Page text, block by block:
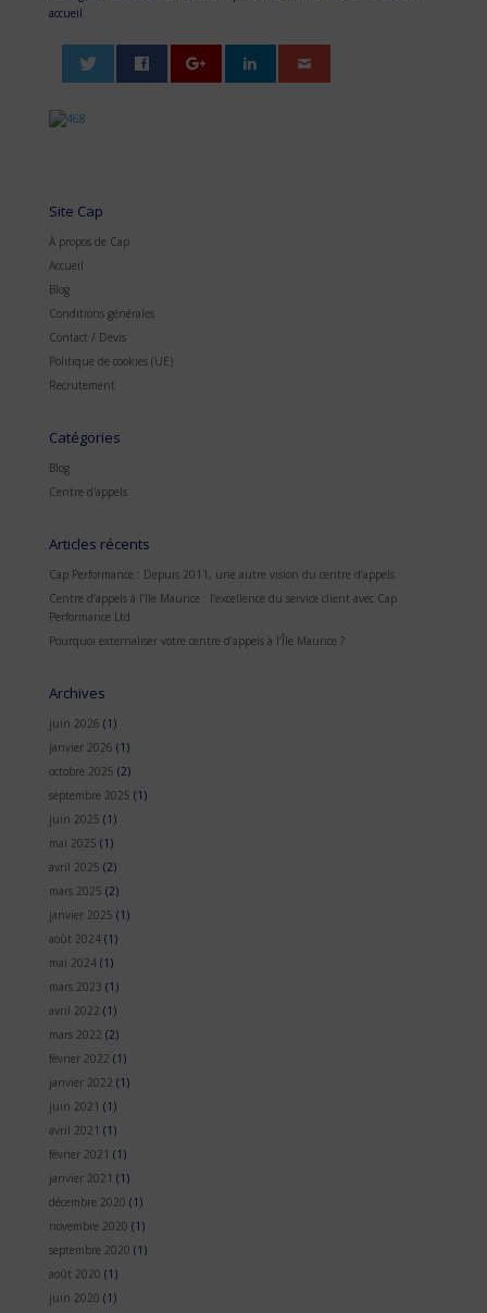
accueil.
Site Cap
À propos de Cap
Accueil
Blog
Conditions générales
Contact / Devis
Politique de cookies (UE)
Recrutement
Catégories
Blog
Centre d'appels
Articles récents
Cap Performance : Depuis 2011, une autre vision du centre d’appels
Centre d’appels à l’île Maurice : l’excellence du service client avec Cap
Performance Ltd
Pourquoi externaliser votre centre d’appels à l’Île Maurice ?
Archives
juin 2026 (1)
janvier 2026 (1)
octobre 2025 (2)
septembre 2025 (1)
juin 2025 (1)
mai 2025 (1)
avril 2025 (2)
mars 2025 (2)
janvier 2025 (1)
août 2024(1)
mai 2024(1)
mars 2023 (1)
avril 2022 (1)
mars 2022 (2)
février 2022 (1)
janvier 2022 (1)
juin 2021 (1)
avril 2021 (1)
février 2021 (1)
janvier 2021 (1)
décembre 2020 (1)
novembre 2020 (1)
septembre 2020 (1)
août 2020 (1)
juin 2020 (1)